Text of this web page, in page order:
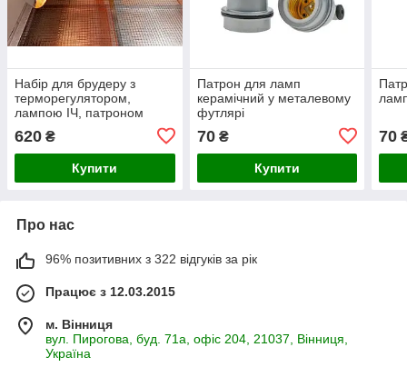
Набір для брудеру з
терморегулятором,
лампою ІЧ, патроном
620 ₴
Купити
Патрон для ламп
керамічний у металевому
футлярі
70₴
Купити
70
Про нас
96% позитивних з 322 відгуків за рік
Працює з 12.03.2015
м. Вінниця
вул. Пирогова, буд. 71а, офіс 204, 21037, Вінниця,
Україна